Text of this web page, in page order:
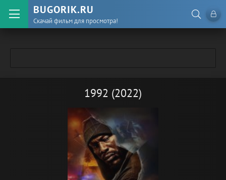
BUGORIK.RU
Скачай фильм для просмотра!
1992 (2022)